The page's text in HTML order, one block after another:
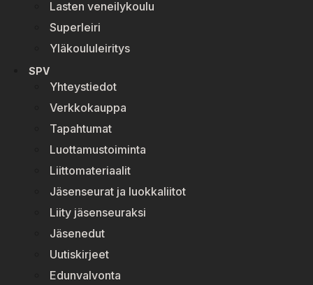
Lasten veneilykoulu
Superleiri
Yläkoululeiritys
SPV
Yhteystiedot
Verkkokauppa
Tapahtumat
Luottamustoiminta
Liittomateriaalit
Jäsenseurat ja luokkaliitot
Liity jäsenseuraksi
Jäsenedut
Uutiskirjeet
Edunvalvonta